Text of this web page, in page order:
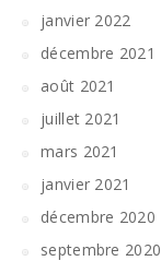
janvier 2022
décembre 2021
août 2021
juillet 2021
mars 2021
janvier 2021
décembre 2020
septembre 2020